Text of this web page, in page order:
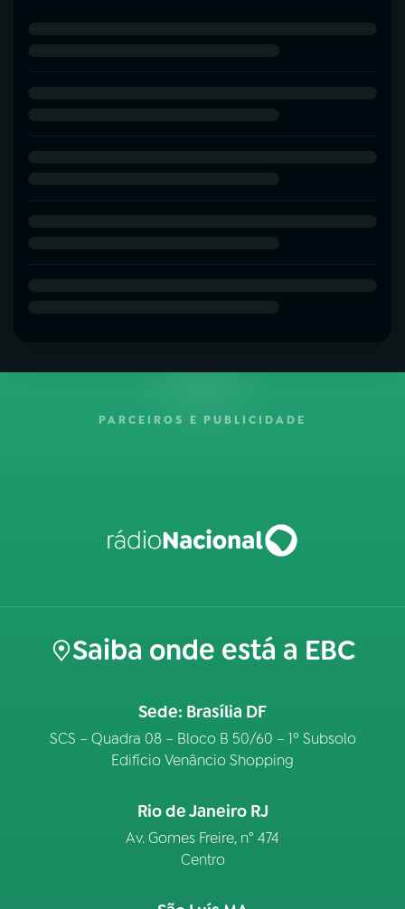
PARCEIROS E PUBLICIDADE
Saiba onde está a EBC
Sede: Brasília DF
SCS – Quadra 08 – Bloco B 50/60 – 1º Subsolo
Edifício Venâncio Shopping
Rio de Janeiro RJ
Av. Gomes Freire, n° 474
Centro